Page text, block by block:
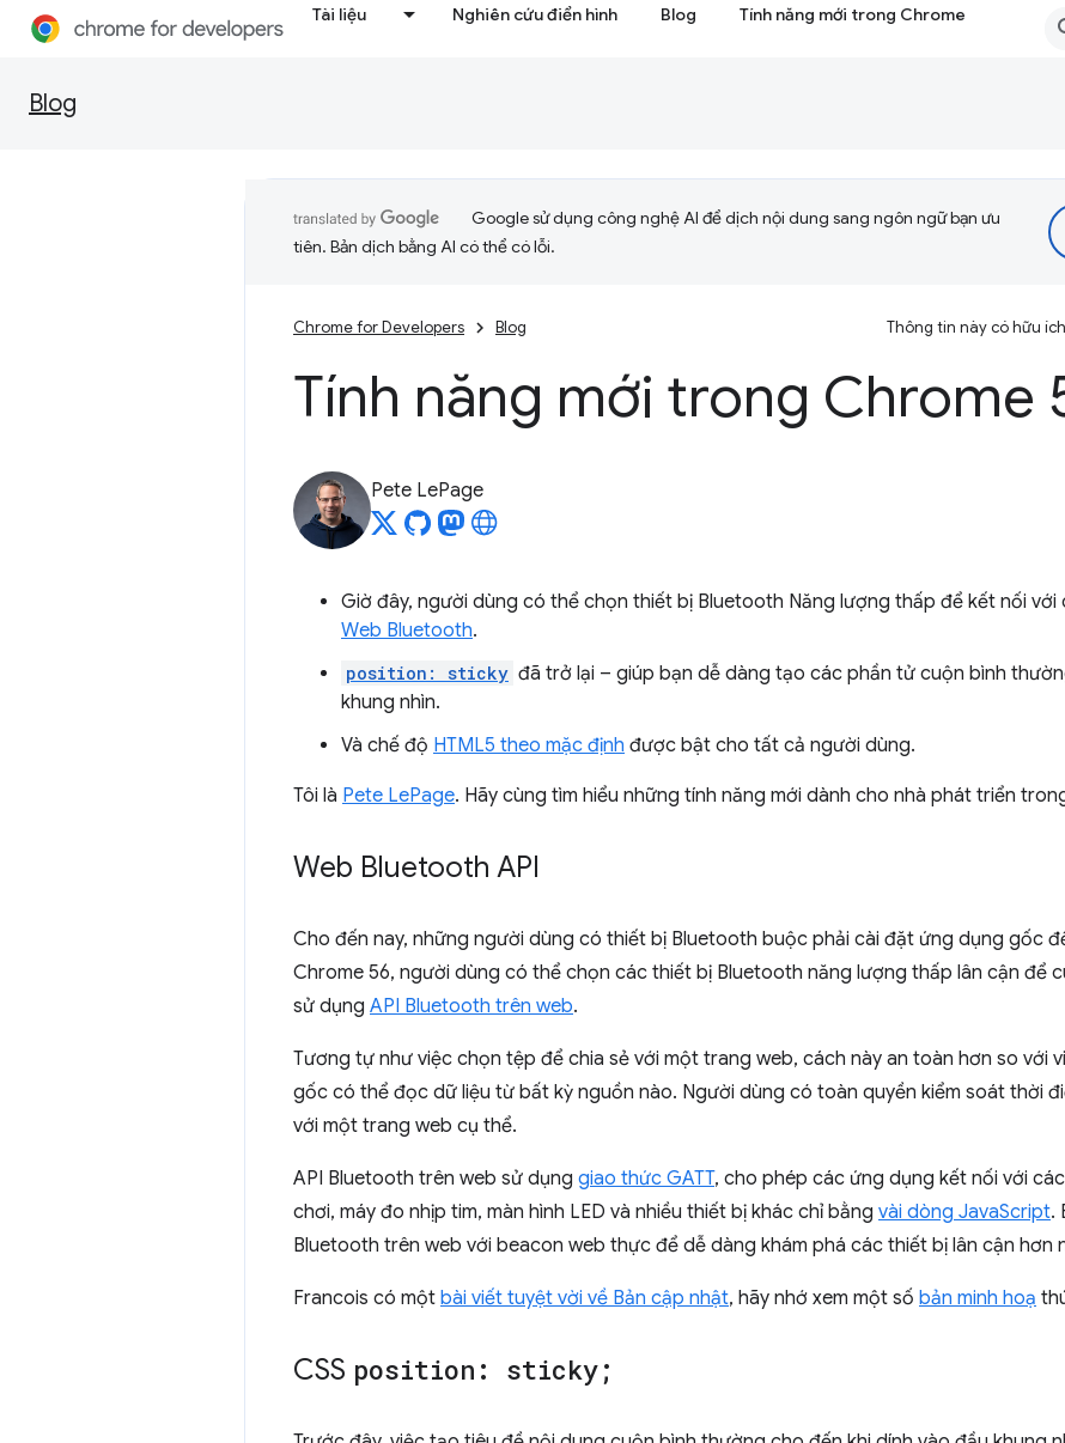
Tài liệu Nghiên cứu điển hình Blog Tính năng mới trong Chrome
Blog
Google sử dụng công nghệ AI để dịch nội dung sang ngôn ngữ bạn ưu
tiên. Bản dịch bằng AI có thể có lỗi.
Chrome for Developers Blog Thông tin này có hữu
Tính năng mới trong Chrome
Pete LePage
Giờ đây, người dùng có thể chọn thiết bị Bluetooth Năng lượng thấp để kết nối
Web Bluetooth.
position: sticky đã trở lại – giúp bạn dễ dàng tạo các phần tử cuộn bình
khung nhìn.
Và chế độ HTML5 theo mặc định được bật cho tất cả người dùng.
Tôi là Pete LePage. Hãy cùng tìm hiểu những tính năng mới dành cho nhà phát triển
Web Bluetooth API
Cho đến nay, những người dùng có thiết bị Bluetooth buộc phải cài đặt ứng dụng gốc
Chrome 56, người dùng có thể chọn các thiết bị Bluetooth năng lượng thấp lân cận để
sử dụng API Bluetooth trên web.
Tương tự như việc chọn tệp để chia sẻ với một trang web, cách này an toàn hơn so với
gốc có thể đọc dữ liệu từ bất kỳ nguồn nào. Người dùng có toàn quyền kiểm soát thời
với một trang web cụ thể.
API Bluetooth trên web sử dụng giao thức GATT, cho phép các ứng dụng kết nối với
chơi, máy đo nhịp tim, màn hình LED và nhiều thiết bị khác chỉ bằng vài dòng JavaScript.
Bluetooth trên web với beacon web thực để dễ dàng khám phá các thiết bị lân cận hơn
Francois có một bài viết tuyệt vời về Bản cập nhật, hãy nhớ xem một số bản minh hoạ
CSS position: sticky;